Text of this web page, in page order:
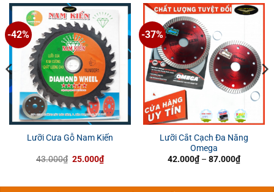
-42%
Lưỡi Cưa Gỗ Nam Kiến
43.000₫ Giá
25.000₫Giá
hiện
-37%
Lưỡi Cắt Cạch Đa Năng
Omega
42.000₫ – 87.000₫Khoảng
giá: